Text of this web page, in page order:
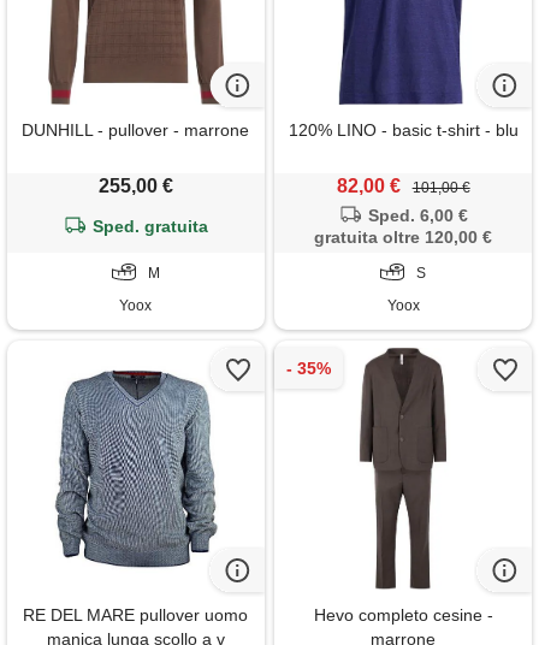
DUNHILL - pullover - marrone
255,00 €
Sped. gratuita
M
Yoox
120% LINO - basic t-shirt - blu
82,00 € 101,00 €
Sped. 6,00 €
gratuita oltre 120,00 €
S
Yoox
RE DEL MARE pullover uomo
manica lunga scollo a v
Hevo completo cesine -
marrone